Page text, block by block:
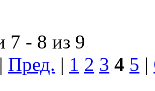
7 - 8 из 9
| Пред. | 1 2 3 4 5 |